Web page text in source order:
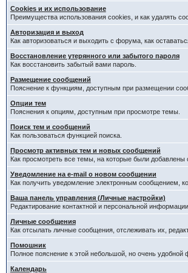
Cookies и их использование
Преимущества использования cookies, и как удалять
Авторизация и выход
Как авторизоваться и выходить с форума, как
Восстановление утерянного или забытого пароля
Как восстановить забытый вами пароль.
Размещение сообщений
Пояснение к функциям, доступным при размещении
Опции тем
Пояснения к опциям, доступным при просмотре темы.
Поиск тем и сообщений
Как пользоваться функцией поиска.
Просмотр активных тем и новых сообщений
Как просмотреть все темы, на которые были
Уведомление на е-mail о новом сообщении
Как получить уведомление электронным сообщением,
Ваша панель управления (Личные настройки)
Редактирование контактной и персональной
Личные сообщения
Как отсылать личные сообщения, отслеживать их,
Помошник
Полное пояснение к этой небольшой, но очень удобной
Календарь